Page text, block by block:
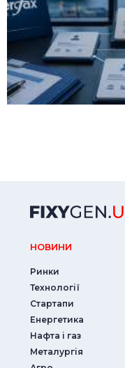
НОВИНИ
Ринки
Технології
Стартапи
Енергетика
Нафта і газ
Металургія